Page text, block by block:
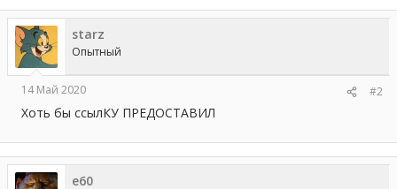
к
ц
и
и
starz
Опытный
14 Май 2020 #2
Хоть бы ссылКУ ПРЕДОСТАВИЛ
e60